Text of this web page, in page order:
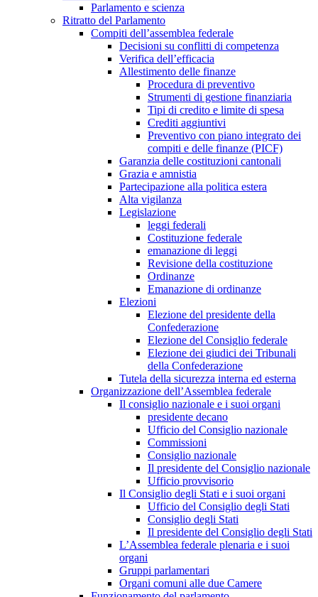
Parlamento e scienza
Ritratto del Parlamento
Compiti dell’assemblea federale
Decisioni su conflitti di competenza
Verifica dell’efficacia
Allestimento delle finanze
Procedura di preventivo
Strumenti di gestione finanziaria
Tipi di credito e limite di spesa
Crediti aggiuntivi
Preventivo con piano integrato dei
compiti e delle finanze (PICF)
Garanzia delle costituzioni cantonali
Grazia e amnistia
Partecipazione alla politica estera
Alta vigilanza
Legislazione
leggi federali
Costituzione federale
emanazione di leggi
Revisione della costituzione
Ordinanze
Emanazione di ordinanze
Elezioni
Elezione del presidente della
Confederazione
Elezione del Consiglio federale
Elezione dei giudici dei Tribunali
della Confederazione
Tutela della sicurezza interna ed esterna
Organizzazione dell’Assemblea federale
Il consiglio nazionale e i suoi organi
presidente decano
Ufficio del Consiglio nazionale
Commissioni
Consiglio nazionale
Il presidente del Consiglio nazionale
Ufficio provvisorio
Il Consiglio degli Stati e i suoi organi
Ufficio del Consiglio degli Stati
Consiglio degli Stati
Il presidente del Consiglio degli Stati
L’Assemblea federale plenaria e i suoi
organi
Gruppi parlamentari
Organi comuni alle due Camere